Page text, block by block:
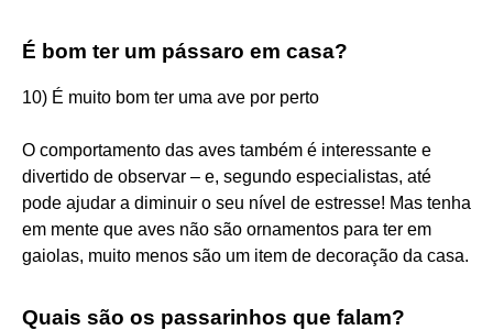
É bom ter um pássaro em casa?
10) É muito bom ter uma ave por perto
O comportamento das aves também é interessante e
divertido de observar – e, segundo especialistas, até
pode ajudar a diminuir o seu nível de estresse! Mas tenha
em mente que aves não são ornamentos para ter em
gaiolas, muito menos são um item de decoração da casa.
Quais são os passarinhos que falam?